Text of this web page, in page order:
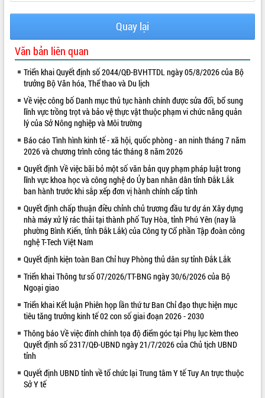
VIDEO
Loading the player...
Khám bệnh, cấp phát thuốc miễn phí
và tặng quà người dân xã Cư Pui
Hội nghị UBND tỉnh Đắk Lắk thường kỳ
tháng 7/2026
Lễ truy tặng danh hiệu “Bà Mẹ Việt
Nam Anh hùng” và trao Huân chương
Lao động
UBND tỉnh Đắk Lắk triển khai nhiệm
vụ 6 tháng cuối năm 2026
Kỳ họp thứ Hai, Hội đồng nhân dân
tỉnh khóa XI quyết nghị nhiều nội dung
quan trọng
Bí thư Tỉnh ủy Lương Nguyễn Minh
Triết thăm, tặng quà người có công với
cách mạng
Rà soát, hoàn thiện hệ thống thiết chế
văn hóa, thể thao đáp ứng yêu cầu
phát triển mới
Thường trực HĐND tỉnh Đắk Lắk gặp
mặt Đoàn chuyên gia y tế TP. Hồ Chí
ALBUM ẢNH
LIÊN KẾT WEB
Quay lại
Văn bản liên quan
Triển khai Quyết định số 2044/QĐ-BVHTTDL ngày 05/8/2026 của Bộ
trưởng Bộ Văn hóa, Thể thao và Du lịch
Về việc công bố Danh mục thủ tục hành chính được sửa đổi, bổ sung
lĩnh vực trồng trọt và bảo vệ thực vật thuộc phạm vi chức năng quản
lý của Sở Nông nghiệp và Môi trường
Báo cáo Tình hình kinh tế - xã hội, quốc phòng - an ninh tháng 7 năm
2026 và chương trình công tác tháng 8 năm 2026
Quyết định Về việc bãi bỏ một số văn bản quy phạm pháp luật trong
lĩnh vực khoa học và công nghệ do Ủy ban nhân dân tỉnh Đắk Lắk
ban hành trước khi sắp xếp đơn vị hành chính cấp tỉnh
Quyết định chấp thuận điều chỉnh chủ trương đầu tư dự án Xây dựng
nhà máy xử lý rác thải tại thành phố Tuy Hòa, tỉnh Phú Yên (nay là
phường Bình Kiến, tỉnh Đắk Lắk) của Công ty Cổ phần Tập đoàn công
nghệ T-Tech Việt Nam
Quyết định kiện toàn Ban Chỉ huy Phòng thủ dân sự tỉnh Đắk Lắk
Triển khai Thông tư số 07/2026/TT-BNG ngày 30/6/2026 của Bộ
Ngoại giao
Triển khai Kết luận Phiên họp lần thứ tư Ban Chỉ đạo thực hiện mục
tiêu tăng trưởng kinh tế 02 con số giai đoạn 2026 - 2030
Thông báo Về việc đính chính tọa độ điểm góc tại Phụ lục kèm theo
Quyết định số 2317/QĐ-UBND ngày 21/7/2026 của Chủ tịch UBND
tỉnh
Quyết định UBND tỉnh về tổ chức lại Trung tâm Y tế Tuy An trực thuộc
Sở Y tế